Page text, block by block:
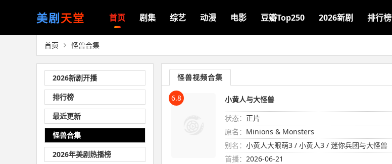
美剧天堂 首页 剧集 综艺 动漫 电影 豆瓣Top250 2026新剧 排行榜
首页 怪兽合集
2026新剧开播
排行榜
最近更新
怪兽合集
2026年美剧热播榜
怪兽视频合集
6.8
小黄人与大怪兽
状态： 正片
原名： Minions & Monsters
别名： 小黄人大眼萌3 / 小黄人3 / 迷你兵团与大怪兽
(港) / 小小兵&大怪兽(台) / Mega Minions / M
首播： 2026-06-21